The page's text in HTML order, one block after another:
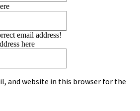
email address!
here
and website in this browser for the